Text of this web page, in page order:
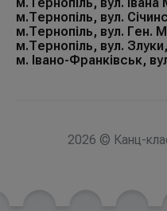
м.Тернопіль, вул.
м.Тернопіль, вул. Ген.
м.Тернопіль, вул.
м. Івано-Франківськ,
2026 © Канц-